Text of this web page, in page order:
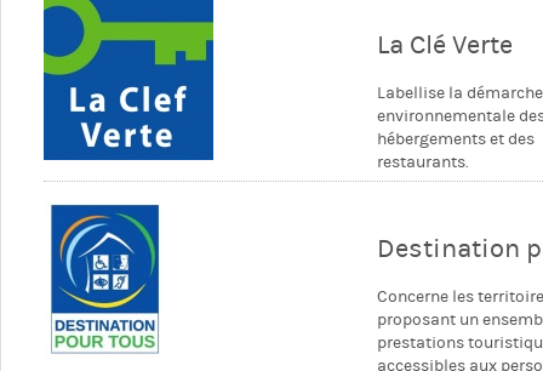
La Clé Verte
Labellise la
environnementale
hébergements et des
restaurants.
Destination
Concerne les
proposant un
prestations
accessibles aux